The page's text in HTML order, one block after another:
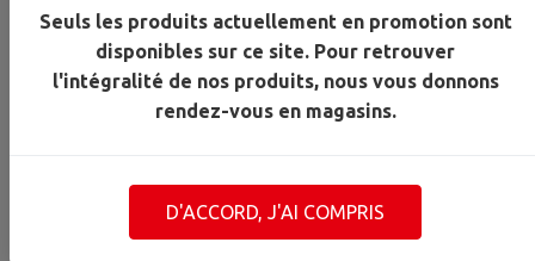
Le plus grand choix en
nous :
Seuls les produits actuellement en promotion sont
disponibles sur ce site. Pour retrouver
l'intégralité de nos produits, nous vous donnons
rendez-vous en magasins.
D'ACCORD, J'AI COMPRIS